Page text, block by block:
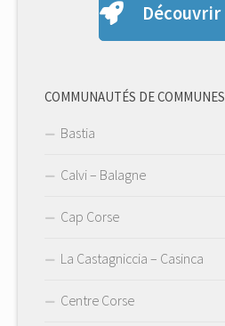
Découvrir
COMMUNAUTÉS DE COMMUNES
Bastia
Calvi – Balagne
Cap Corse
La Castagniccia – Casinca
Centre Corse